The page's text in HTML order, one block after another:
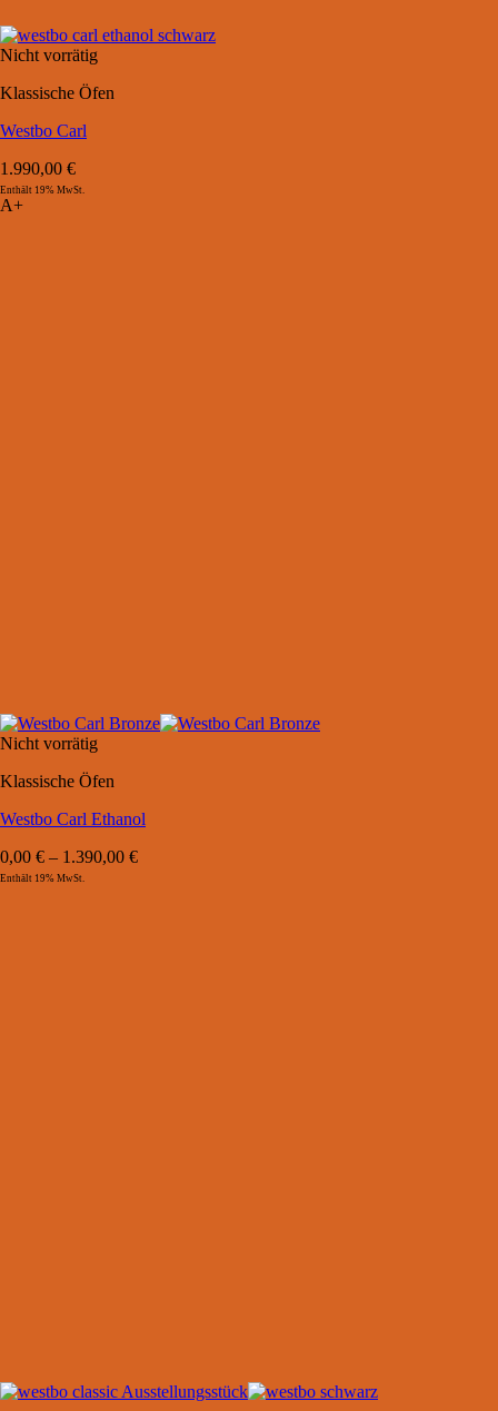
Nicht vorrätig
Klassische Öfen
Westbo Carl
1.990,00 €
Enthält 19% MwSt.
A+
Nicht vorrätig
Klassische Öfen
Westbo Carl Ethanol
0,00 € – 1.390,00 €
Enthält 19% MwSt.